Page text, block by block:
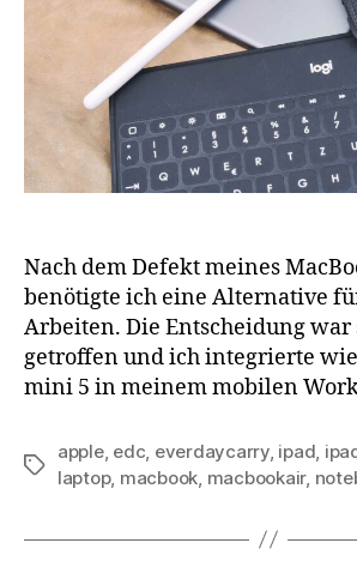
Nach dem Defekt meines
benötigte ich eine Alternative
Arbeiten. Die Entscheidung
getroffen und ich integrierte
mini 5 in meinem mobilen
Schlagwörter
apple, edc everdaycarry, ipad
laptop, macbook macbookair,